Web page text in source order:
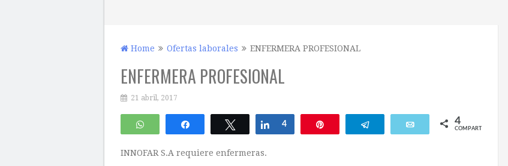
Home Ofertas laborales ENFERMERA PROFESIONAL
ENFERMERA PROFESIONAL
21 abril, 2017
WhatsApp Compartir Twittear Compartir
4 Telegram Email 4
COMPARTIR
INNOFAR S.A requiere enfermeras.